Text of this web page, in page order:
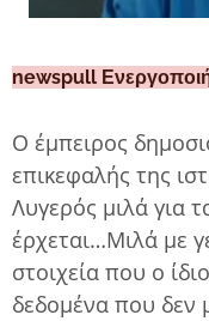
newspull
Ο έμπειρος
επικεφαλής της
Λυγερός μιλά για
έρχεται…Μιλά με
στοιχεία που ο
δεδομένα που